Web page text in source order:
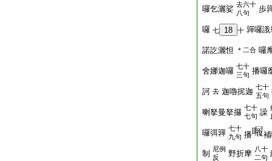
囉乞灑娑 去六十
八句
歩
囉 七 18 十 嚲囉誐
諾訖灑怛 ＊二合 囉
舍娜迦囉 七十
三句 播囉
訶 去 迦嚕抳迦 七十
五句
喇拏曼拏攞 七十
七句 譟
囉弭嚲 七十
九句 播
制
尼例
反
野折摩 八十
二句